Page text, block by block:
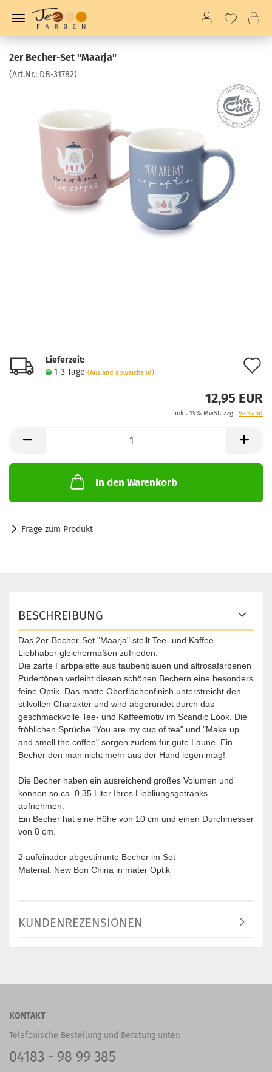
2er Becher-Set "Maarja"
(Art.Nr.: DB-31782)
Lieferzeit:
1-3 Tage (Ausland abweichend)
12,95 EUR
inkl. 19% MwSt. zzgl. Versand
In den Warenkorb
Frage zum Produkt
BESCHREIBUNG
Das 2er-Becher-Set "Maarja" stellt Tee- und Kaffee-
Liebhaber gleichermaßen zufrieden.
Die zarte Farbpalette aus taubenblauen und altrosafarbenen
Pudertönen verleiht diesen schönen Bechern eine besonders
feine Optik. Das matte Oberflächenfinish unterstreicht den
stilvollen Charakter und wird abgerundet durch das
geschmackvolle Tee- und Kaffeemotiv im Scandic Look. Die
fröhlichen Sprüche "You are my cup of tea" und "Make up
and smell the coffee" sorgen zudem für gute Laune. Ein
Becher den man nicht mehr aus der Hand legen mag!
Die Becher haben ein ausreichend großes Volumen und
können so ca. 0,35 Liter Ihres Liebliungsgetränks
aufnehmen.
Ein Becher hat eine Höhe von 10 cm und einen Durchmesser
von 8 cm.
2 aufeinader abgestimmte Becher im Set
Material: New Bon China in mater Optik
KUNDENREZENSIONEN
KONTAKT
Telefonische Bestellung und Beratung unter:
04183 - 98 99 385